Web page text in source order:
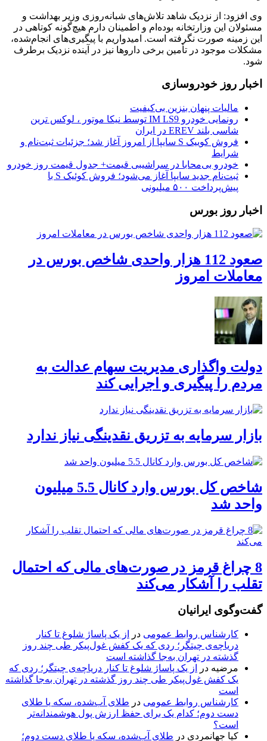
وی افزود: از نزدیک شاهد تلاش‌های شبانه‌روزی وزیر بهداشت و
مسئولان این وزارتخانه بوده‌ام و اطمینان دارم هیچ‌گونه کوتاهی در
این زمینه صورت نگرفته است. امیدواریم با پیگیری‌های انجام‌شده،
مشکلات موجود در تأمین برخی داروها نیز در آینده نزدیک برطرف
شود.
اخبار روز خودروسازی
مالیات پنهان بنزین بی‌کیفیت
رونمایی خودرو IM LS9 توسط نیکا موتور ، لوکس ترین
شاسی بلند EREV در ایران
فروش کوییک S سایپا از امروز آغاز شد؛ جزئیات ثبت‌نام و
شرایط
خودرو بی‌محابا در سراشیبی قیمت+ جدول قیمت روز خودرو
ثبت‌نام جدید سایپا آغاز می‌شود؛ فروش کوئیک S با
پیش‌پرداخت ۵۰۰ میلیونی
اخبار روز بورس
صعود 112 هزار واحدی شاخص بورس در
معاملات امروز
دولت واگذاری مدیریت سهام عدالت به
مردم را پیگیری و اجرایی کند
بازار سرمایه به تزریق نقدینگی نیاز ندارد
شاخص کل بورس وارد کانال 5.5 میلیون
واحد شد
8 چراغ قرمز در صورت‌های مالی که احتمال
تقلب را آشکار می‌کند
گفت‌وگوی ایرانیان
کارشناس روابط عمومی در
از یک پاساژ شلوغ تا کنار
دریاچه‌ی چیتگر؛ ردی که یک کفش غول‌پیکر طی چند روز
گذشته در تهران به‌جا گذاشته است
مرضیه در
از یک پاساژ شلوغ تا کنار دریاچه‌ی چیتگر؛ ردی که
یک کفش غول‌پیکر طی چند روز گذشته در تهران به‌جا گذاشته
است
کارشناس روابط عمومی در طلای آب‌شده، سکه یا طلای
دست دوم؛ کدام یک برای حفظ ارزش پول هوشمندانه‌تر
است؟
کیا جهانمردی در طلای آب‌شده، سکه یا طلای دست دوم؛